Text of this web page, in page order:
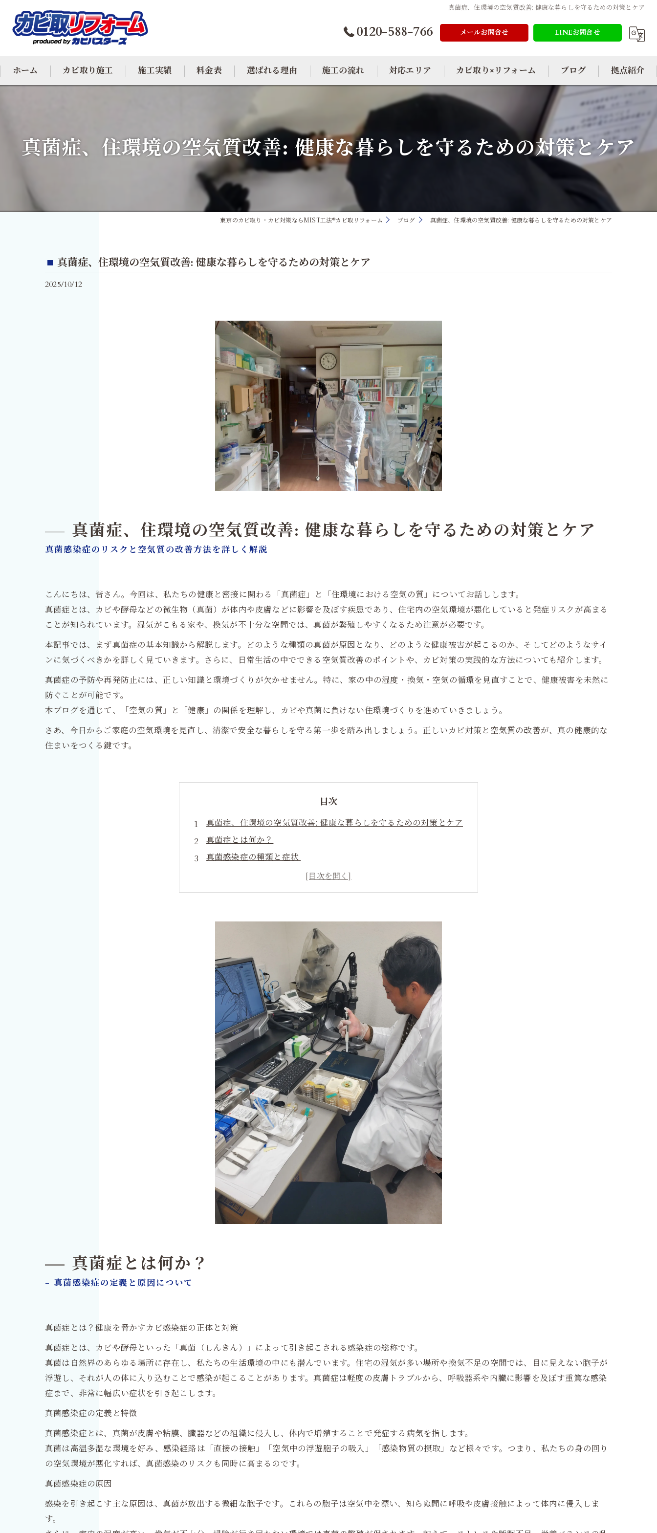
真菌症、住環境の空気質改善: 健康な暮らしを守るための対策とケア
0120-588-766 メールお問合せ LINEお問合せ
ホーム カビ取り施工
カビ除去
施工実績 料金表 選ばれる理由 施工の流れ 対応エリア
大阪のカビ取り
カビ取り×リフォーム ブログ 拠点紹介
真菌症、住環境の空気質改善: 健康な暮らしを守るための対策とケア
東京のカビ取り・カビ対策ならMIST工法®カビ取リフォーム ブログ 真菌症、住環境の空気質改善: 健康な暮らしを守るための対策とケア
真菌症、住環境の空気質改善: 健康な暮らしを守るための対策とケア
2025/10/12
真菌症、住環境の空気質改善: 健康な暮らしを守るための対策とケア
真菌感染症のリスクと空気質の改善方法を詳しく解説
こんにちは、皆さん。今回は、私たちの健康と密接に関わる「真菌症」と「住環境における空気の質」についてお話しします。
真菌症とは、カビや酵母などの微生物（真菌）が体内や皮膚などに影響を及ぼす疾患であり、住宅内の空気環境が悪化していると発症リスクが高まる
ことが知られています。湿気がこもる家や、換気が不十分な空間では、真菌が繁殖しやすくなるため注意が必要です。
本記事では、まず真菌症の基本知識から解説します。どのような種類の真菌が原因となり、どのような健康被害が起こるのか、そしてどのようなサイ
ンに気づくべきかを詳しく見ていきます。さらに、日常生活の中でできる空気質改善のポイントや、カビ対策の実践的な方法についても紹介します。
真菌症の予防や再発防止には、正しい知識と環境づくりが欠かせません。特に、家の中の湿度・換気・空気の循環を見直すことで、健康被害を未然に
防ぐことが可能です。
本ブログを通じて、「空気の質」と「健康」の関係を理解し、カビや真菌に負けない住環境づくりを進めていきましょう。
さあ、今日からご家庭の空気環境を見直し、清潔で安全な暮らしを守る第一歩を踏み出しましょう。正しいカビ対策と空気質の改善が、真の健康的な
住まいをつくる鍵です。
目次
真菌症、住環境の空気質改善: 健康な暮らしを守るための対策とケア
真菌症とは何か？
真菌感染症の種類と症状
空気中の真菌と健康への影響
空気質改善の基本
カビ対策のポイント
真菌症予防のための生活習慣
専門家の助言とサポート
成功事例と実践的なアドバイス
空気質改善のメリット
真菌症対策の継続的なケア
真菌症とは何か？
- 真菌感染症の定義と原因について
真菌症とは？健康を脅かすカビ感染症の正体と対策
真菌症とは、カビや酵母といった「真菌（しんきん）」によって引き起こされる感染症の総称です。
真菌は自然界のあらゆる場所に存在し、私たちの生活環境の中にも潜んでいます。住宅の湿気が多い場所や換気不足の空間では、目に見えない胞子が
浮遊し、それが人の体に入り込むことで感染が起こることがあります。真菌症は軽度の皮膚トラブルから、呼吸器系や内臓に影響を及ぼす重篤な感染
症まで、非常に幅広い症状を引き起こします。
真菌感染症の定義と特徴
真菌感染症とは、真菌が皮膚や粘膜、臓器などの組織に侵入し、体内で増殖することで発症する病気を指します。
真菌は高温多湿な環境を好み、感染経路は「直接の接触」「空気中の浮遊胞子の吸入」「感染物質の摂取」など様々です。つまり、私たちの身の回り
の空気環境が悪化すれば、真菌感染のリスクも同時に高まるのです。
真菌感染症の原因
感染を引き起こす主な原因は、真菌が放出する微細な胞子です。これらの胞子は空気中を漂い、知らぬ間に呼吸や皮膚接触によって体内に侵入しま
す。